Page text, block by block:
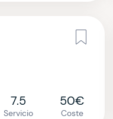
7.5
Servicio
50€
Coste